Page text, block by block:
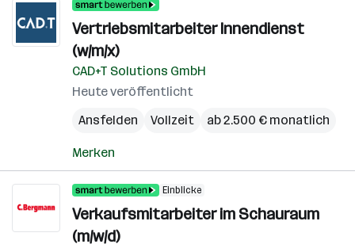
Vertriebsmitarbeiter Innendienst
(w/m/x)
CAD+T Solutions GmbH
Heute veröffentlicht
Ansfelden
Vollzeit ab 2.500 € monatlich
Merken
Einblicke
Verkaufsmitarbeiter im Schauraum
(m/w/d)